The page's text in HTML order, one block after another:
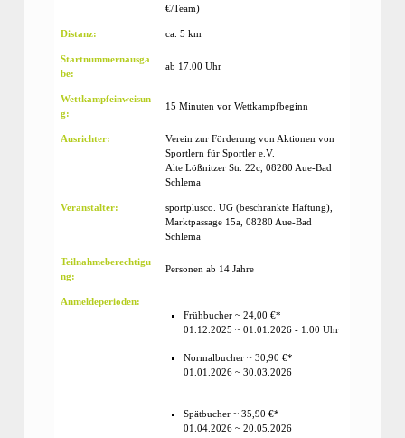
€/Team)
Distanz: ca. 5 km
Startnummernausga
be:
ab 17.00 Uhr
Wettkampfeinweisun
g:
15 Minuten vor Wettkampfbeginn
Ausrichter:
Verein zur Förderung von Aktionen von
Sportlern für Sportler e.V.
Alte Lößnitzer Str. 22c, 08280 Aue-Bad
Schlema
Veranstalter:
sportplusco. UG (beschränkte Haftung),
Marktpassage 15a, 08280 Aue-Bad
Schlema
Teilnahmeberechtigu
ng:
Personen ab 14 Jahre
Anmeldeperioden:
Frühbucher ~ 24,00 €*
01.12.2025 ~ 01.01.2026 - 1.00 Uhr
Normalbucher ~ 30,90 €*
01.01.2026 ~ 30.03.2026
Spätbucher ~ 35,90 €*
01.04.2026 ~ 20.05.2026